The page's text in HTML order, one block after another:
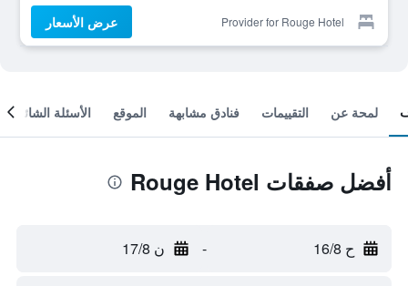
Provider for Rouge Hotel عرض الأسعار
لمحة عن التقييمات فنادق مشابهة الموقع الأسئلة الشائعة
أفضل صفقات Rouge Hotel
ح 16/8 - ن 17/8